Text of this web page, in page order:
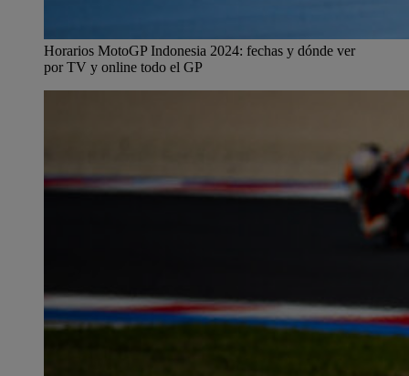
Horarios MotoGP Indonesia 2024: fechas y dónde ver
por TV y online todo el GP